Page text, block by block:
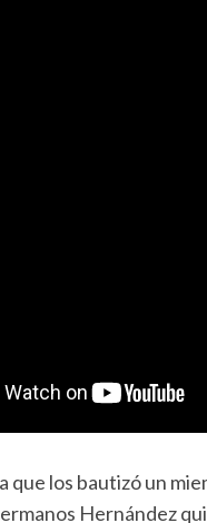
que los bautizó un
Hernández